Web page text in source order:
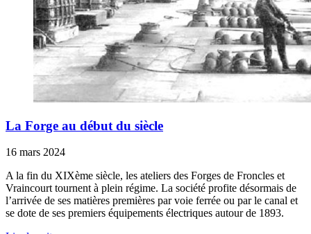
La Forge au début du siècle
16 mars 2024
A la fin du XIXème siècle, les ateliers des Forges de Froncles et
Vraincourt tournent à plein régime. La société profite désormais de
l’arrivée de ses matières premières par voie ferrée ou par le canal et
se dote de ses premiers équipements électriques autour de 1893.